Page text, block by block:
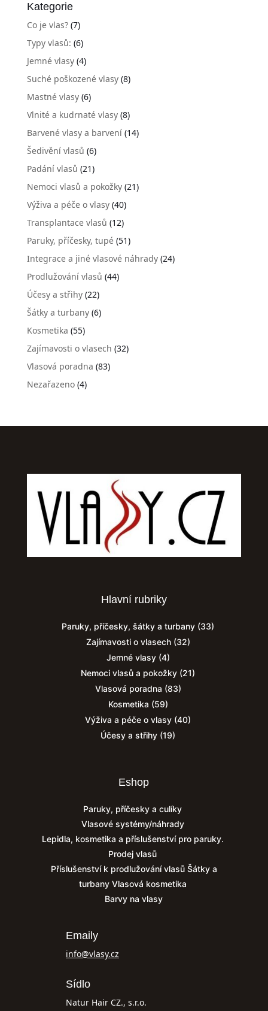
Kategorie
Co je vlas?(7)
Typy vlasů: (6)
Jemné vlasy(4)
Suché poškozené vlasy(8)
Mastné vlasy(6)
Vlnité a kudrnaté vlasy(8)
Barvené vlasy a barvení(14)
Šedivění vlasů (6)
Padání vlasů (21)
Nemoci vlasů a pokožky(21)
Výživa a péče o vlasy(40)
Transplantace vlasů (12)
Paruky, příčesky, tupé(51)
Integrace a jiné vlasové náhrady(24)
Prodlužování vlasů (44)
Účesy a střihy(22)
Šátky a turbany(6)
Kosmetika (55)
Zajímavosti o vlasech (32)
Vlasová poradna (83)
Nezařazeno(4)
Hlavní rubriky
Paruky, příčesky, šátky a turbany (33)
Zajímavosti o vlasech(32)
Jemné vlasy(4)
Nemoci vlasů a pokožky (21)
Vlasová poradna (83)
Kosmetika (59)
Výživa a péče o vlasy (40)
Účesy a střihy (19)
Eshop
Paruky, příčesky a culíky
Vlasové systémy/náhrady
Lepidla, kosmetika a příslušenství pro paruky.
Prodej vlasů
Příslušenství k prodlužování vlasů Šátky a
turbany Vlasová kosmetika
Barvy na vlasy
Emaily
info@vlasy.cz
Sídlo
Natur Hair CZ., s.r.o.